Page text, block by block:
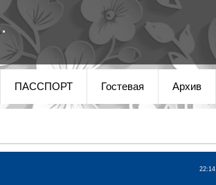
ПАССПОРТ Гостевая Архив
22:14